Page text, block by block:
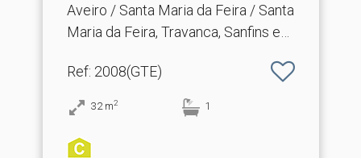
Aveiro / Santa Maria da Feira / Santa
Maria da Feira, Travanca, Sanfins e
Ref: 2008(GTE)
32 m2 1